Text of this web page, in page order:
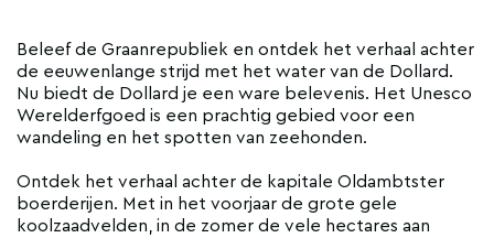
Beleef de Graanrepubliek en ontdek het verhaal achter
de eeuwenlange strijd met het water van de Dollard.
Nu biedt de Dollard je een ware belevenis. Het Unesco
Werelderfgoed is een prachtig gebied voor een
wandeling en het spotten van zeehonden.
Ontdek het verhaal achter de kapitale Oldambtster
boerderijen. Met in het voorjaar de grote gele
koolzaadvelden, in de zomer de vele hectares aan